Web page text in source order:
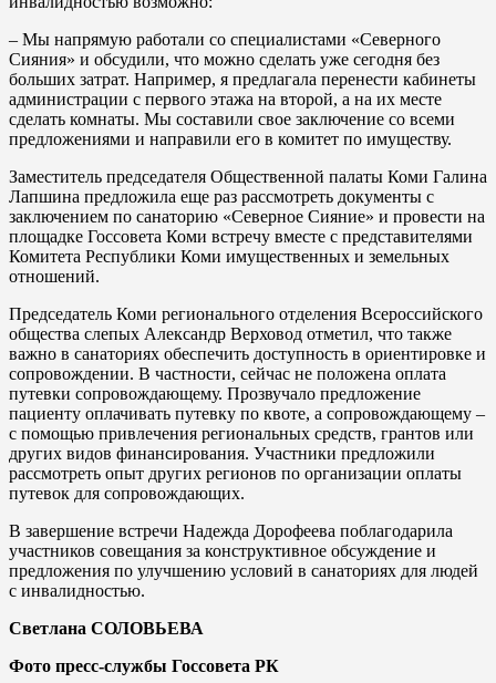
– Мы напрямую работали со специалистами «Северного
Сияния» и обсудили, что можно сделать уже сегодня без
больших затрат. Например, я предлагала перенести кабинеты
администрации с первого этажа на второй, а на их месте
сделать комнаты. Мы составили свое заключение со всеми
предложениями и направили его в комитет по имуществу.
Заместитель председателя Общественной палаты Коми Галина
Лапшина предложила еще раз рассмотреть документы с
заключением по санаторию «Северное Сияние» и провести на
площадке Госсовета Коми встречу вместе с представителями
Комитета Республики Коми имущественных и земельных
отношений.
Председатель Коми регионального отделения Всероссийского
общества слепых Александр Верховод отметил, что также
важно в санаториях обеспечить доступность в ориентировке и
сопровождении. В частности, сейчас не положена оплата
путевки сопровождающему. Прозвучало предложение
пациенту оплачивать путевку по квоте, а сопровождающему –
с помощью привлечения региональных средств, грантов или
других видов финансирования. Участники предложили
рассмотреть опыт других регионов по организации оплаты
путевок для сопровождающих.
В завершение встречи Надежда Дорофеева поблагодарила
участников совещания за конструктивное обсуждение и
предложения по улучшению условий в санаториях для людей
с инвалидностью.
Светлана СОЛОВЬЕВА
Фото пресс-службы Госсовета РК